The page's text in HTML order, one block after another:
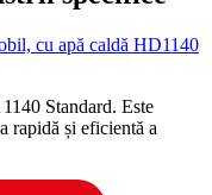
Standard. Este
rapidă și eficientă a